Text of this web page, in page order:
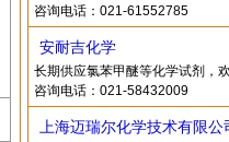
咨询电话：021-61552785
安耐吉化学
长期供应氯苯甲醚等化学试剂，
咨询电话：021-58432009
上海迈瑞尔化学技术有限公